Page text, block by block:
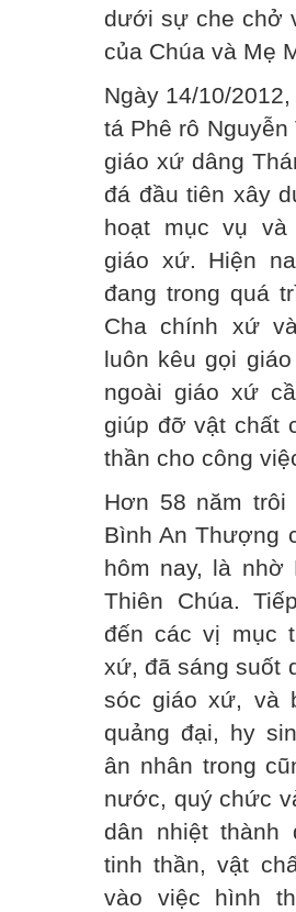
dưới sự che chở
của Chúa và Mẹ
Ngày 14/10/
tá Phê rô Nguyễn
giáo xứ dâng
đá đầu tiên xây
hoạt mục vụ
giáo xứ. Hiện
đang trong quá
Cha chính xứ
luôn kêu gọi
ngoài giáo xứ
giúp đỡ vật chất
thần cho công
Hơn 58 năm
Bình An Thượng
hôm nay, là nhờ
Thiên Chúa.
đến các vị mục
xứ, đã sáng suốt
sóc giáo xứ, và
quảng đại, hy
ân nhân trong
nước, quý chức
dân nhiệt thành
tinh thần, vật
vào việc hình